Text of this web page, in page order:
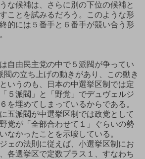
な候補は、さらに別の下位の候補と
ことを試みるだろう。このような形
的には５番手と６番手が競い合う形
自由民主党の中で５派閥が争ってい
閥の立ち上げの動きがあり、この動き
いうのも、日本の中選挙区制では定
５派閥」と「野党」でデュヴェルジ
を埋めてしまっているからである。
五派閥が中選挙区制では政党として
党が「全部合わせて１」ぐらいの勢
なかったことを示唆している。
ェの法則に従えば、小選挙区制にお
各選挙区で定数プラス１、すなわち